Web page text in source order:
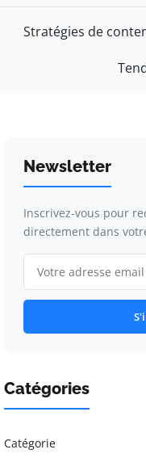
Stratégies de
Newsletter
Inscrivez-vous pour
directement dans
Catégories
Catégorie